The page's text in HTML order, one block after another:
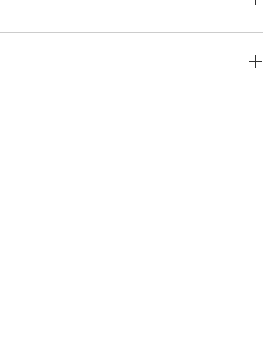
effectuez des
en douceur ou énergiquement,